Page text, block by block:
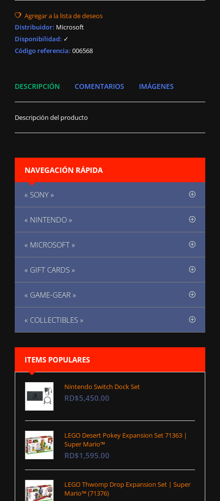
Distribuidor: Microsoft
Disponibilidad: ✓
Código referencia: 006568
DESCRIPCIÓN COMENTARIOS IMÁGENES
Descripción del producto
NAVEGACIÓN RÁPIDA
« SONY »
« NINTENDO »
« MICROSOFT »
« GIFT CARDS »
« GAME-GEAR »
« COLLECTIBLES »
ITEMS POPULARES
Nintendo Switch Dock Set
RD$5,450.00
LEGO Desert Pokey Expansion Set 71363 |
Super Mario™
RD$1,595.00
LEGO Thwomp Drop Expansion Set | Super
Mario™ (71376)